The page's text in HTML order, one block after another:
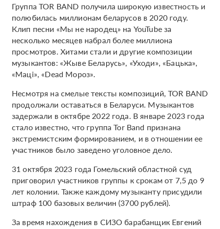
Группа TOR BAND получила широкую известность и
полюбилась миллионам беларусов в 2020 году.
Клип песни «Мы не народец» на YouTube за
несколько месяцев набрал более миллиона
просмотров. Хитами стали и другие композиции
музыкантов: «Жыве Беларусь», «Уходи», «Бацька»,
«Маці», «Dead Мороз».
Несмотря на смелые тексты композиций, TOR BAND
продолжали оставаться в Беларуси. Музыкантов
задержали в октябре 2022 года. В январе 2023 года
стало известно, что группа Tor Band признана
экстремистским формированием, и в отношении ее
участников было заведено уголовное дело.
31 октября 2023 года Гомельский областной суд
приговорил участников группы к срокам от 7,5 до 9
лет колонии. Также каждому музыканту присудили
штраф 100 базовых величин (3700 рублей).
За время нахождения в СИЗО барабанщик Евгений